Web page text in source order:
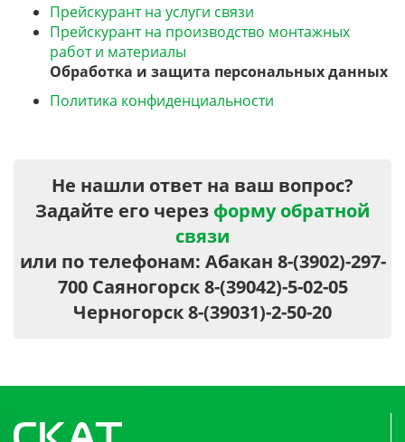
Прейскурант на услуги связи
Прейскурант на производство монтажных
работ и материалы
Обработка и защита персональных данных
Политика конфиденциальности
Не нашли ответ на ваш вопрос?
Задайте его через форму обратной
связи
или по телефонам: Абакан 8-(3902)-297-
700 Саяногорск 8-(39042)-5-02-05
Черногорск 8-(39031)-2-50-20